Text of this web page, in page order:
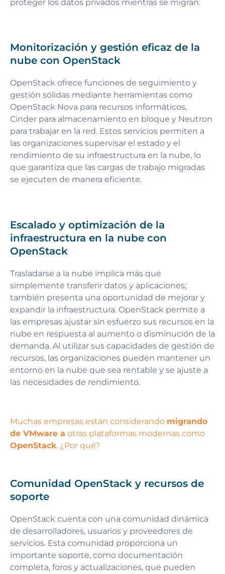
proteger los datos privados mientras se migran.
Monitorización y gestión eficaz de la
nube con OpenStack
OpenStack ofrece funciones de seguimiento y
gestión sólidas mediante herramientas como
OpenStack Nova para recursos informáticos,
Cinder para almacenamiento en bloque y Neutron
para trabajar en la red. Estos servicios permiten a
las organizaciones supervisar el estado y el
rendimiento de su infraestructura en la nube, lo
que garantiza que las cargas de trabajo migradas
se ejecuten de manera eficiente.
Escalado y optimización de la
infraestructura en la nube con
OpenStack
Trasladarse a la nube implica más que
simplemente transferir datos y aplicaciones;
también presenta una oportunidad de mejorar y
expandir la infraestructura. OpenStack permite a
las empresas ajustar sin esfuerzo sus recursos en la
nube en respuesta al aumento o disminución de la
demanda. Al utilizar sus capacidades de gestión de
recursos, las organizaciones pueden mantener un
entorno en la nube que sea rentable y se ajuste a
las necesidades de rendimiento.
Muchas empresas están considerando migrando
de VMware a otras plataformas modernas como
OpenStack. ¿Por qué?
Comunidad OpenStack y recursos de
soporte
OpenStack cuenta con una comunidad dinámica
de desarrolladores, usuarios y proveedores de
servicios. Esta comunidad proporciona un
importante soporte, como documentación
completa, foros y actualizaciones, que pueden